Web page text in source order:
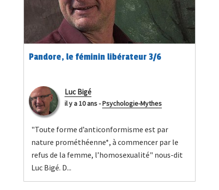
Pandore, le féminin libérateur 3/6
Luc Bigé
il y a 10 ans-Psychologie-Mythes
"Toute forme d’anticonformisme est par
nature prométhéenne*, à commencer par le
refus de la femme, l’homosexualité" nous-dit
Luc Bigé. D...